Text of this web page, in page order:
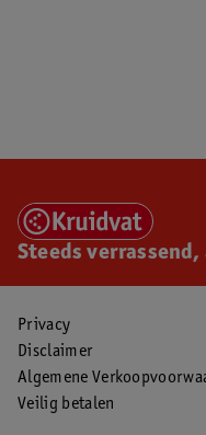
Steeds
Privacy
Disclaimer
Algemene
Veilig betalen